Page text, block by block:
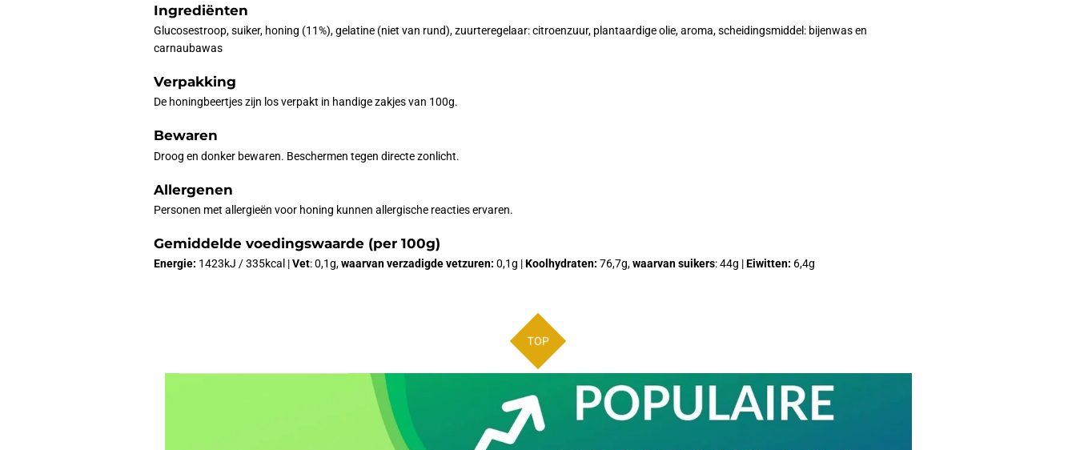
Ingrediënten
Glucosestroop, suiker, honing (11%), gelatine (niet van rund), zuurteregelaar: citroenzuur, plantaardige olie, aroma, scheidingsmiddel: bijenwas en
carnaubawas
Verpakking
De honingbeertjes zijn los verpakt in handige zakjes van 100g.
Bewaren
Droog en donker bewaren. Beschermen tegen directe zonlicht.
Allergenen
Personen met allergieën voor honing kunnen allergische reacties ervaren.
Gemiddelde voedingswaarde (per 100g)
Energie: 1423kJ / 335kcal |Vet: 0,1g,waarvan verzadigde vetzuren: 0,1g |Koolhydraten: 76,7g,waarvan suikers: 44g |Eiwitten: 6,4g
TOP